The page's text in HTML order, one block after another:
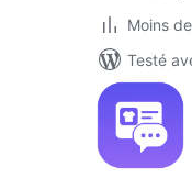
Moins
Testé